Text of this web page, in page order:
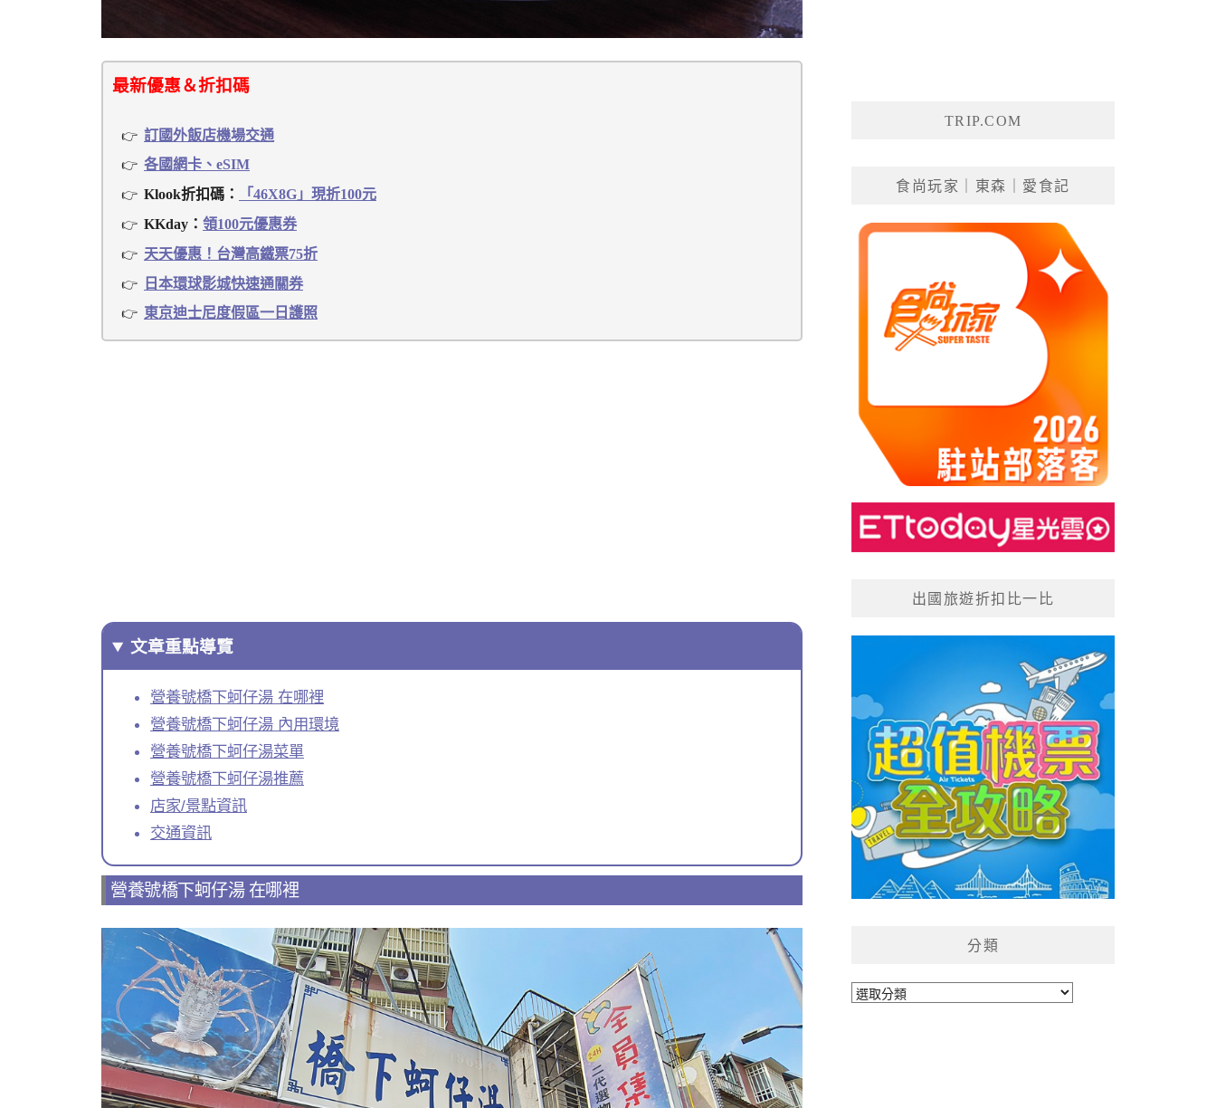
最新優惠＆折扣碼
訂國外飯店機場交通
各國網卡、eSIM
Klook折扣碼：
「46X8G」現折100元
KKday： 領100元優惠券
天天優惠！台灣高鐵票75折
日本環球影城快速通關券
東京迪士尼度假區一日護照
文章重點導覽
營養號橋下蚵仔湯 在哪裡
營養號橋下蚵仔湯 內用環境
營養號橋下蚵仔湯菜單
營養號橋下蚵仔湯推薦
店家/景點資訊
交通資訊
營養號橋下蚵仔湯 在哪裡
TRIP.COM
食尚玩家｜東森｜愛食記
出國旅遊折扣比一比
分類
分